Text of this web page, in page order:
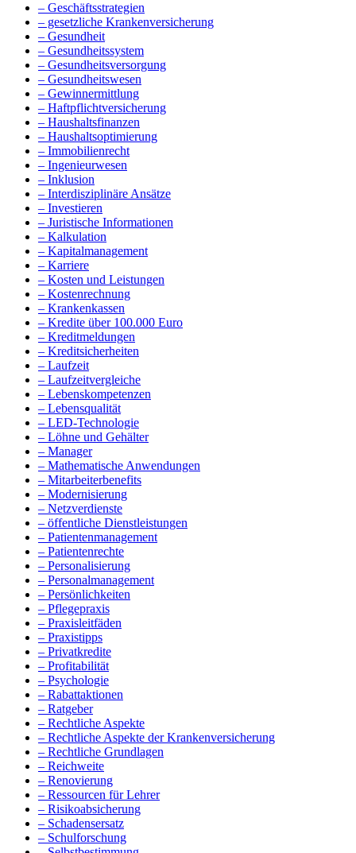
– Geschäftsstrategien
– gesetzliche Krankenversicherung
– Gesundheit
– Gesundheitssystem
– Gesundheitsversorgung
– Gesundheitswesen
– Gewinnermittlung
– Haftpflichtversicherung
– Haushaltsfinanzen
– Haushaltsoptimierung
– Immobilienrecht
– Ingenieurwesen
– Inklusion
– Interdisziplinäre Ansätze
– Investieren
– Juristische Informationen
– Kalkulation
– Kapitalmanagement
– Karriere
– Kosten und Leistungen
– Kostenrechnung
– Krankenkassen
– Kredite über 100.000 Euro
– Kreditmeldungen
– Kreditsicherheiten
– Laufzeit
– Laufzeitvergleiche
– Lebenskompetenzen
– Lebensqualität
– LED-Technologie
– Löhne und Gehälter
– Manager
– Mathematische Anwendungen
– Mitarbeiterbenefits
– Modernisierung
– Netzverdienste
– öffentliche Dienstleistungen
– Patientenmanagement
– Patientenrechte
– Personalisierung
– Personalmanagement
– Persönlichkeiten
– Pflegepraxis
– Praxisleitfäden
– Praxistipps
– Privatkredite
– Profitabilität
– Psychologie
– Rabattaktionen
– Ratgeber
– Rechtliche Aspekte
– Rechtliche Aspekte der Krankenversicherung
– Rechtliche Grundlagen
– Reichweite
– Renovierung
– Ressourcen für Lehrer
– Risikoabsicherung
– Schadensersatz
– Schulforschung